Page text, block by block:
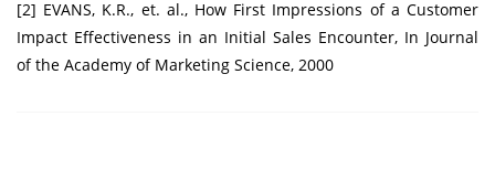
[2] EVANS, K.R., et. al., How First Impressions of a Customer
Impact Effectiveness in an Initial Sales Encounter, In Journal
of the Academy of Marketing Science, 2000